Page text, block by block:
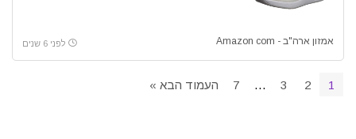
אמזון ארה"ב - Amazon com לפני 6 שנים
1
2
3
…
7 העמוד הבא »